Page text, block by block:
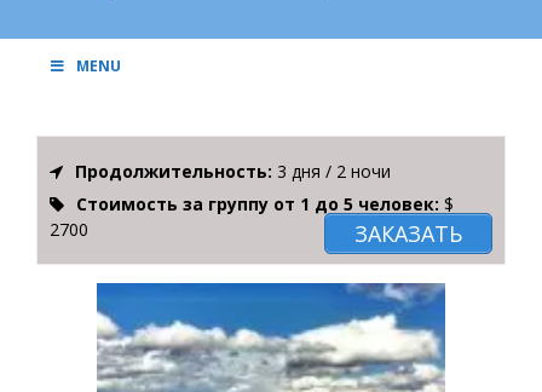
MENU
Продолжительность: 3 дня / 2 ночи
Стоимость за группу от 1 до 5 человек: $
2700
ЗАКАЗАТЬ